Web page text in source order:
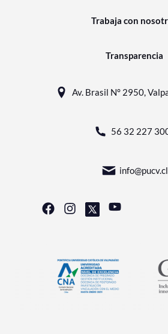
Trabaja con
Transparencia
Av. Brasil N° 2950,
56 32 227
info@pucv.cl